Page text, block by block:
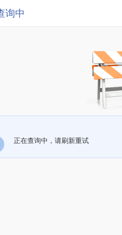
询中
正在查询中，请刷新重试